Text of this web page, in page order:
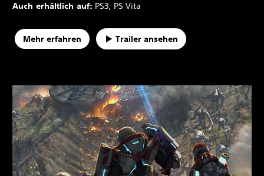
Auch erhältlich auf: PS3, PS Vita
Mehr erfahren Trailer ansehen